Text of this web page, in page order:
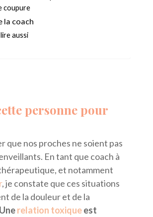
coupure
la coach
aussi
personne pour
que nos proches ne soient pas
En tant que coach à
et notamment
, je constate que ces situations
de la douleur et de la
Unerelation toxiqueest